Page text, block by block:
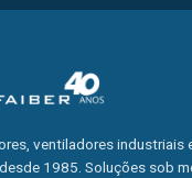
ventiladores industriais
1985. Soluções sob